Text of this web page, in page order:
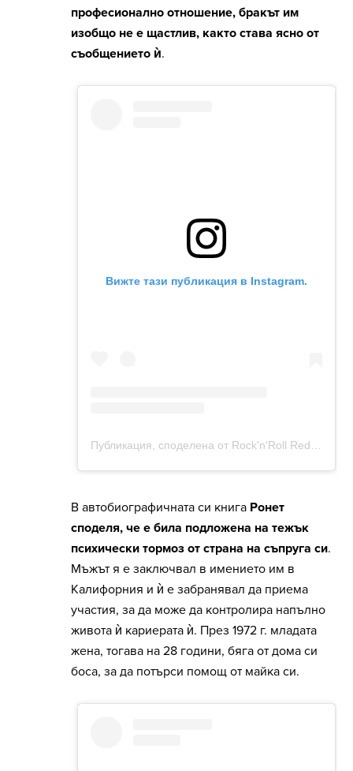
професионално отношение, бракът им
изобщо не е щастлив, както става ясно от
съобщението ѝ.
В автобиографичната си книга Ронет
споделя, че е била подложена на тежък
психически тормоз от страна на съпруга си.
Мъжът я е заключвал в имението им в
Калифорния и ѝ е забранявал да приема
участия, за да може да контролира напълно
живота ѝ кариерата ѝ. През 1972 г. младата
жена, тогава на 28 години, бяга от дома си
боса, за да потърси помощ от майка си.